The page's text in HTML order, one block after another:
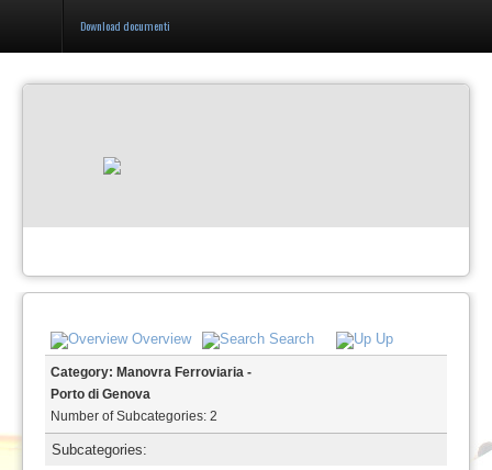
Documentazione
Galleria
Contatti
Privacy
Download documenti
Overview Search Up
Category: Manovra Ferroviaria -
Porto di Genova
Number of Subcategories: 2
Subcategories: